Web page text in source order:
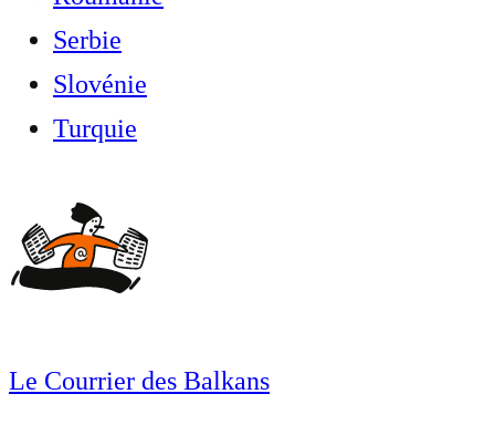
Serbie
Slovénie
Turquie
Le Courrier des Balkans